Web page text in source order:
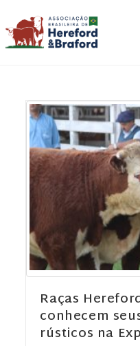
Raças
conhecem
rústicos na